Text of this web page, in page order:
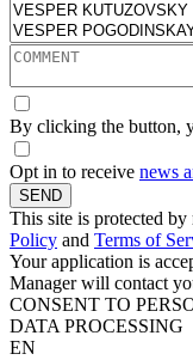
By clicking the button,
Opt in to receive news
SEND
This site is protected
Policy and Terms of
Your application is
Manager will contact
CONSENT TO
DATA PROCESSING
EN